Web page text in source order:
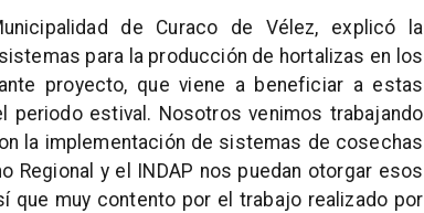
de Curaco de Vélez, explicó la
para la producción de hortalizas en los
proyecto, que viene a beneficiar a estas
estival. Nosotros venimos trabajando
la implementación de sistemas de cosechas
Regional y el INDAP nos puedan otorgar esos
que muy contento por el trabajo realizado por